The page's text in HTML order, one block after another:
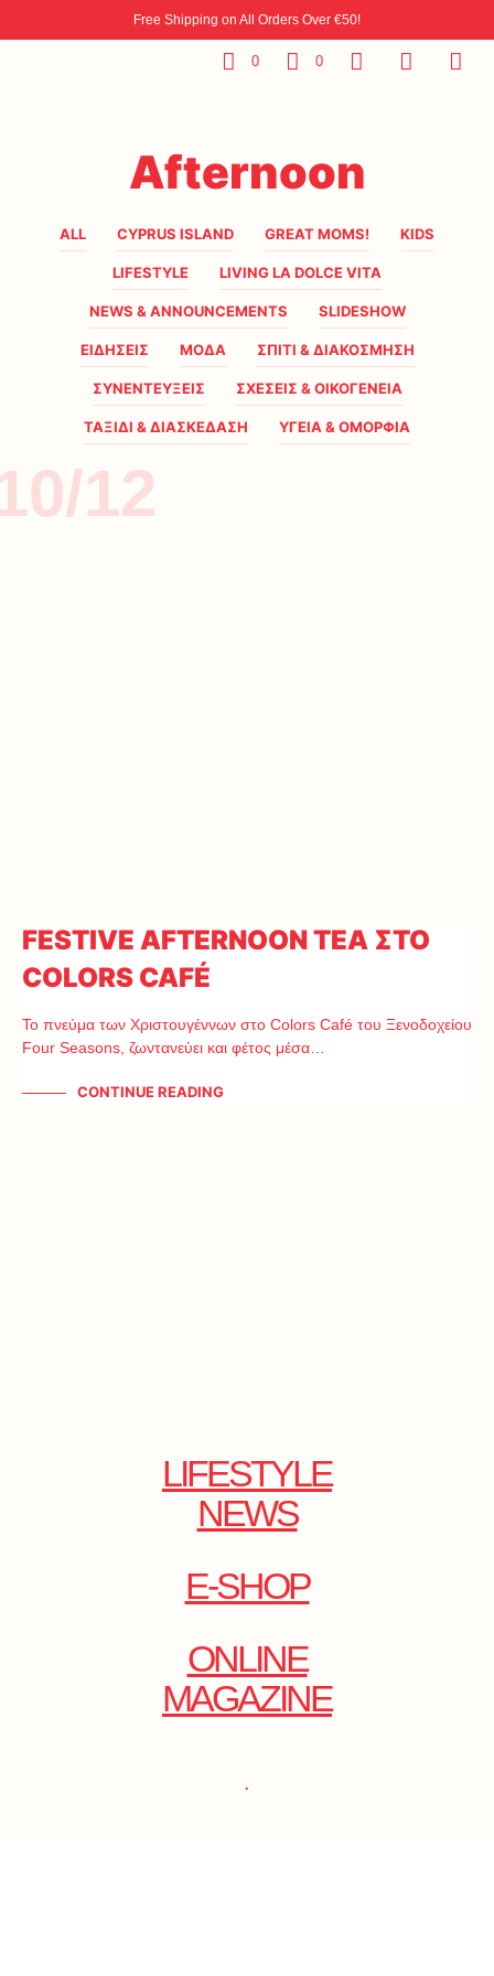
Free Shipping on All Orders Over €50!
0 0
Afternoon
ALL CYPRUS ISLAND GREAT MOMS! KIDS
LIFESTYLE LIVING LA DOLCE VITA
NEWS & ANNOUNCEMENTS SLIDESHOW
ΕΙΔΗΣΕΙΣ ΜΟΔΑ ΣΠΙΤΙ & ΔΙΑΚΟΣΜΗΣΗ
ΣΥΝΕΝΤΕΥΞΕΙΣ ΣΧΕΣΕΙΣ & ΟΙΚΟΓΕΝΕΙΑ
ΤΑΞΙΔΙ & ΔΙΑΣΚΕΔΑΣΗ ΥΓΕΙΑ & ΟΜΟΡΦΙΑ
12
FESTIVE AFTERNOON TEA ΣΤΟ
COLORS CAFÉ
Το πνεύμα των Χριστουγέννων στο Colors Café του Ξενοδοχείου
Four Seasons, ζωντανεύει και φέτος μέσα…
CONTINUE READING
LIFESTYLE
NEWS
E-SHOP
ONLINE
MAGAZINE
.